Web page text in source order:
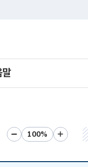
말
화면크기 축소화면크기 초기화
화면크